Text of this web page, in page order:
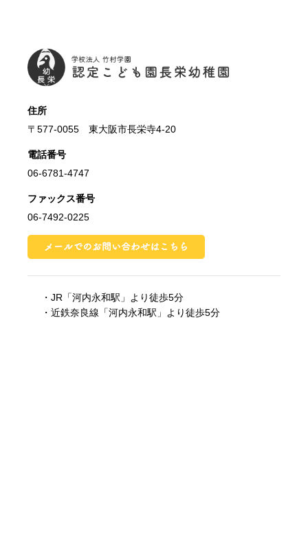
住所
〒577-0055 東大阪市長栄寺4-20
電話番号
06-6781-4747
ファックス番号
06-7492-0225
・JR「河内永和駅」より徒歩5分
・近鉄奈良線「河内永和駅」より徒歩5分